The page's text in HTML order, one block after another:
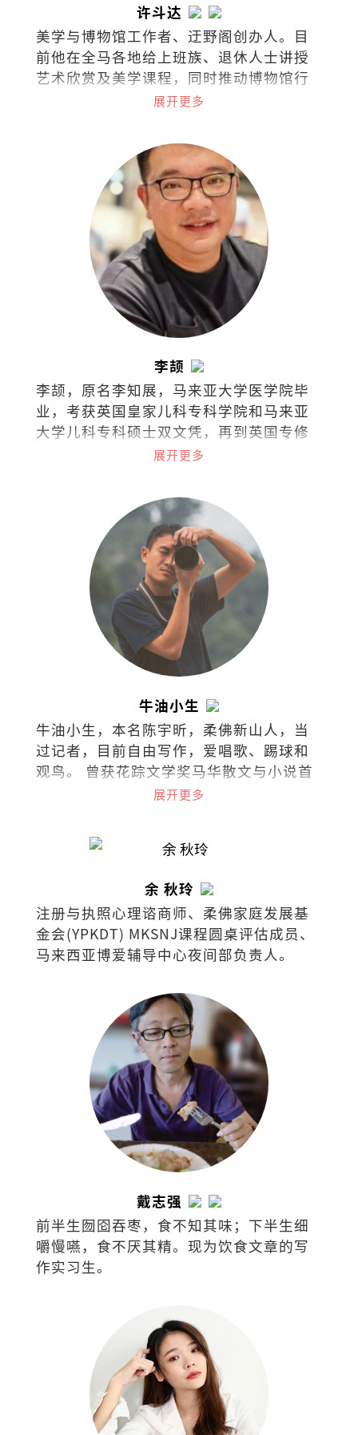
许斗达
美学与博物馆工作者、迂野阁创办人。目
前他在全马各地给上班族、退休人士讲授
艺术欣赏及美学课程，同时推动博物馆行
政与文化策略的概念。
展开更多
李颉
李颉，原名李知展，马来亚大学医学院毕
业，考获英国皇家儿科专科学院和马来亚
大学儿科专科硕士双文凭，再到英国专修
儿童安宁医护疗法，如今担任马来西亚吉
和马来西亚儿童安宁疗护协会创办人兼主
展开更多
牛油小生
牛油小生，本名陈宇昕，柔佛新山人，当
过记者，目前自由写作，爱唱歌、踢球和
观鸟。 曾获花踪文学奖马华散文与小说首
奖，台湾梁实秋文学奖散文评审奖，着有
《列车男女》《阿卡贝拉》《写给未来情
人的足球指南》，小说集《南方少年与健
曾出版独立小志《SEAL》（共七期），并
为新加坡导演陈哲艺电影《热带雨》同名
主题曲填词。
展开更多
余 秋玲
注册与执照心理谘商师、柔佛家庭发展基
金会(YPKDT) MKSNJ课程圆桌评估成员、
马来西亚博爱辅导中心夜间部负责人。
戴志强
前半生囫囵吞枣，食不知其味；下半生细
嚼慢嚥，食不厌其精。现为饮食文章的写
作实习生。